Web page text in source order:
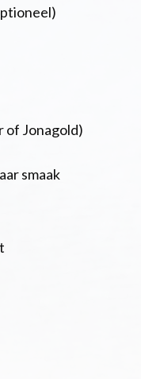
of Jonagold)
smaak